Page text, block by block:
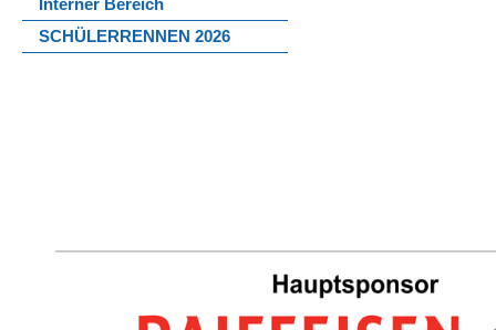
Interner Bereich
SCHÜLERRENNEN 2026